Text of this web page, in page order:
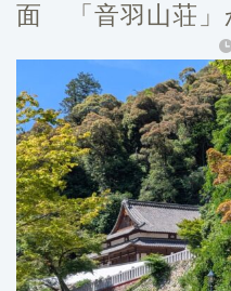
面 「音羽山荘」